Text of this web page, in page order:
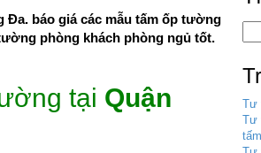
Đa. báo giá các mẫu tấm ốp tường
phòng khách phòng ngủ tốt.
tại Quận
Tư
Tư